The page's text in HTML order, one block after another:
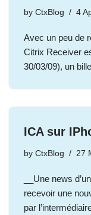
by CtxBlog 4
Avec un peu de
Citrix Receiver
30/03/09), un
ICA sur
by CtxBlog 27
__Une news
recevoir une
par